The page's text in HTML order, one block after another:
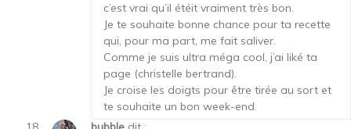
c’est vrai qu’il étéit vraiment très bon.
Je te souhaite bonne chance pour ta recette
qui, pour ma part, me fait saliver.
Comme je suis ultra méga cool, j’ai liké ta
page (christelle bertrand).
Je croise les doigts pour être tirée au sort et
te souhaite un bon week-end.